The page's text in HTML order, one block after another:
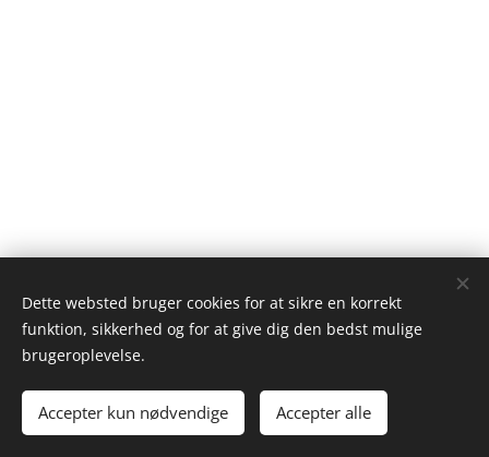
Rudersdal Psykiatri
Røjelskær 15, 3., 2840 Holte
Dette websted bruger cookies for at sikre en korrekt
funktion, sikkerhed og for at give dig den bedst mulige
brugeroplevelse.
Accepter kun nødvendige Accepter alle